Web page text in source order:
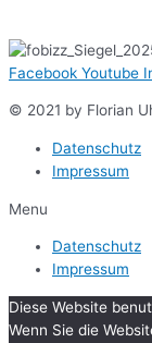
Facebook Youtube
© 2021 by Florian
Datenschutz
Impressum
Menu
Datenschutz
Impressum
Diese Website
Wenn Sie die